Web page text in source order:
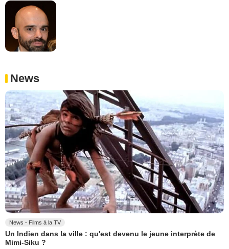
News
News - Films à la TV
Un Indien dans la ville : qu'est devenu le jeune interprète de
Mimi-Siku ?